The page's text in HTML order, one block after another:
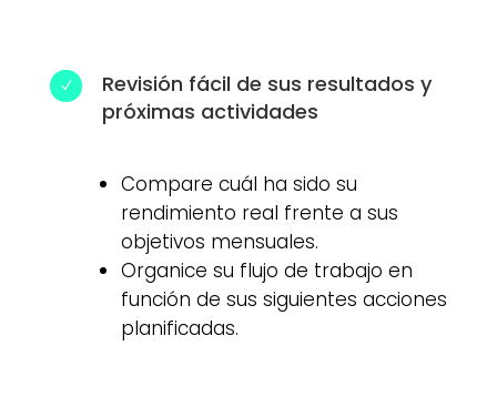
N
Revisión fácil de sus resultados y
próximas actividades
Compare cuál ha sido su
rendimiento real frente a sus
objetivos mensuales.
Organice su flujo de trabajo en
función de sus siguientes acciones
planificadas.